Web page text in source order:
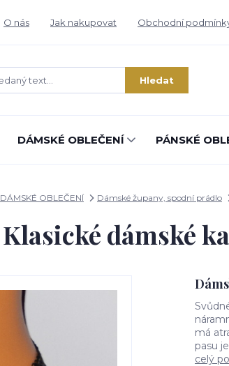
O nás Jak nakupovat Obchodní
Hledat
DÁMSKÉ OBLEČENÍ PÁNSKÉ
DÁMSKÉ OBLEČENÍ Dámské župany, spodní prádlo
Klasické dámské
má
pasu
celý